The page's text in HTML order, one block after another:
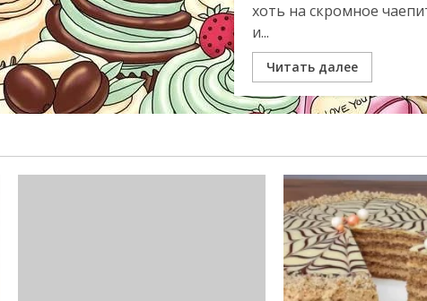
хоть на скромное
и...
Читать далее